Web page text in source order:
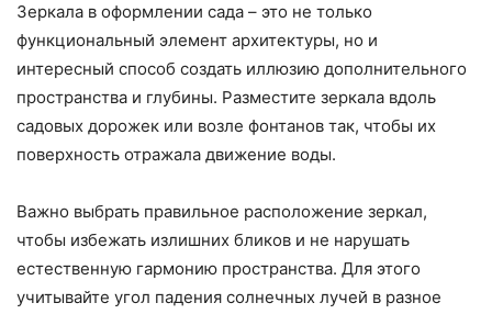
Зеркала в оформлении сада – это не только
функциональный элемент архитектуры, но и
интересный способ создать иллюзию дополнительного
пространства и глубины. Разместите зеркала вдоль
садовых дорожек или возле фонтанов так, чтобы их
поверхность отражала движение воды.
Важно выбрать правильное расположение зеркал,
чтобы избежать излишних бликов и не нарушать
естественную гармонию пространства. Для этого
учитывайте угол падения солнечных лучей в разное